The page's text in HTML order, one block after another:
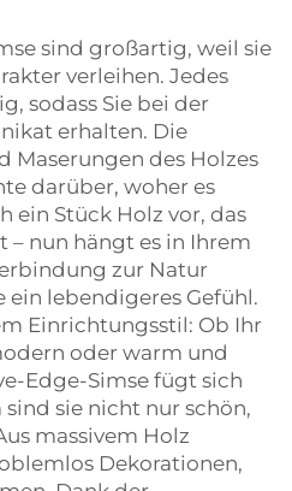
sind großartig, weil sie
verleihen. Jedes
sodass Sie bei der
erhalten. Die
Maserungen des Holzes
darüber, woher es
ein Stück Holz vor, das
– nun hängt es in Ihrem
zur Natur
ein lebendigeres Gefühl.
Einrichtungsstil: Ob Ihr
oder warm und
Edge-Simse fügt sich
sie nicht nur schön,
massivem Holz
Dekorationen,